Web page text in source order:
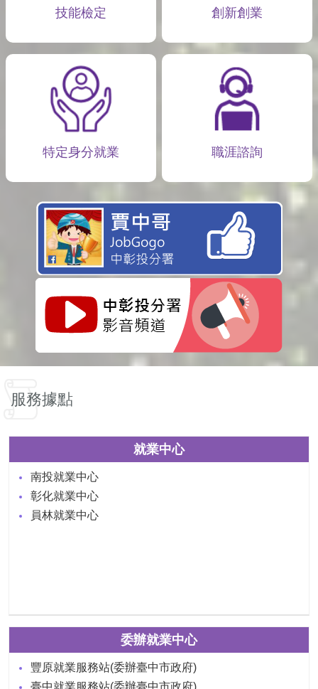
技能檢定 創新創業
特定身分就業 職涯諮詢
服務據點
就業中心
南投就業中心
彰化就業中心
員林就業中心
委辦就業中心
豐原就業服務站(委辦臺中市政府)